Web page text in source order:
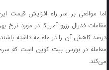
اما موانعی بر سر راه افزایش قیمت این
درصد کاهش آن را در ماه مه داشته
معامله در بورس بیت کوین است که
می‌کند.